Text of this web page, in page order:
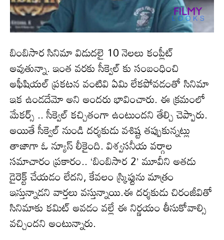
బింబిసార సినిమా విడుదలై 10 నెలలు కంప్లీట్
అవుతున్నా. ఇంత వరకు సీక్వెల్ కు సంబంధించి
అఫీషియ‌ల్ ప్ర‌క‌ట‌న వంటివి ఏమి లేక‌పోవ‌డంతో సినిమా
ఇక ఉండ‌దేమో అని అంద‌రు భావించారు. ఈ క్ర‌మంలో
మేక‌ర్స్ .. సీక్వెల్ కచ్చితంగా ఉంటుందని తేల్చి చెప్పారు.
అయితే సీక్వెల్ నుండి ద‌ర్శ‌కుడు వశిష్ట తప్పుకున్నట్లు
తాజాగా ఓ న్యూస్ లీకైంది. విశ్వ‌స‌నీయ వర్గాల
సమాచారం ప్రకారం.. ‘బింబిసార 2’ మూవీని అతడు
డైరెక్ట్ చేయడం లేదని, కేవలం స్క్రిప్టును మాత్రం
ఇస్తున్నాడని వార్త‌లు వ‌స్తున్నాయి.ఈ దర్శకుడు చిరంజీవితో
సినిమాకు కమిట్ అవడం వల్లే ఈ నిర్ణయం తీసుకోవాల్సి
వచ్చిందని అంటున్నారు.